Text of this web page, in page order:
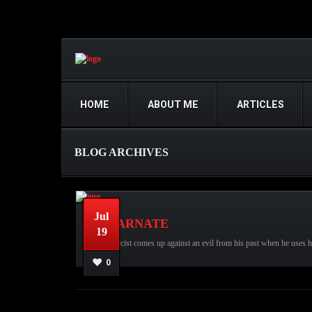
HOME ABOUT ME ARTICLES
BLOG ARCHIVES
Jul
19
0
INCARNATE
An exorcist comes up against an evil from his past when he
عبدالله قاسم No comments Horror Movies,